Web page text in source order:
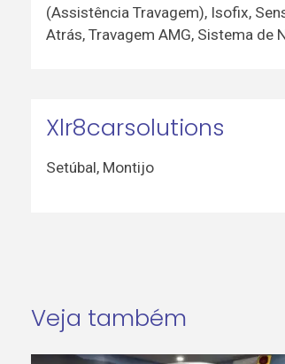
(Assistência Travagem), Isofix,
Atrás, Travagem AMG, Sistema de
Xlr8carsolutions
Setúbal, Montijo
Veja também